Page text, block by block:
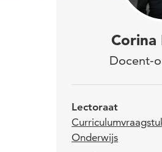
Corina
Docent-
Lectoraat
Onderwijs